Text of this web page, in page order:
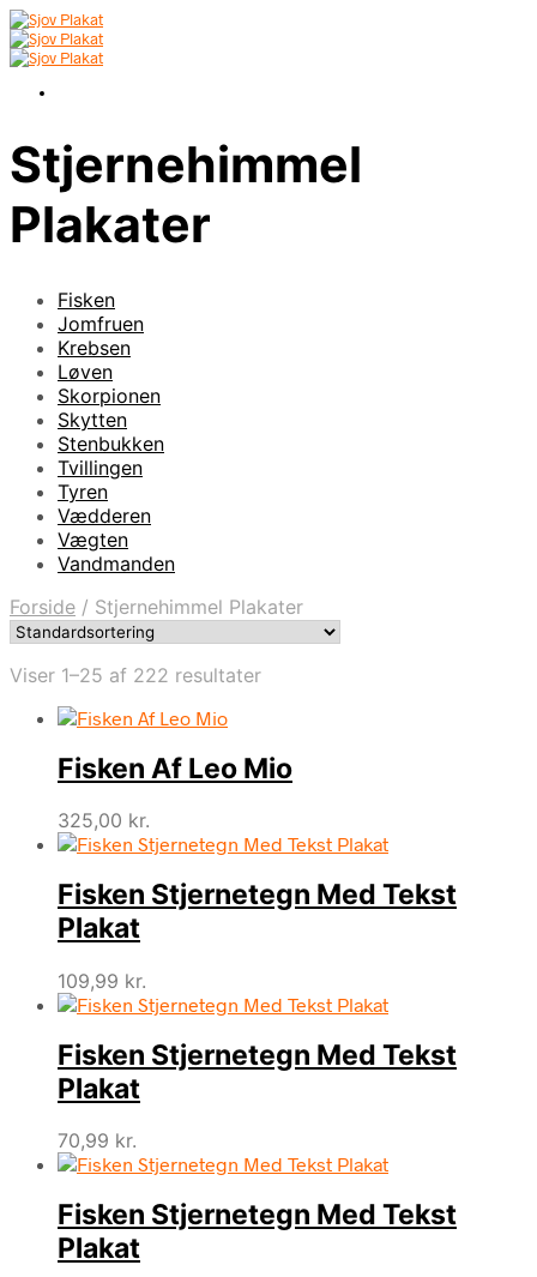
Stjernehimmel
Plakater
Fisken
Jomfruen
Krebsen
Løven
Skorpionen
Skytten
Stenbukken
Tvillingen
Tyren
Vædderen
Vægten
Vandmanden
Forside / Stjernehimmel Plakater
Viser 1–25 af 222 resultater
Fisken Af Leo Mio
325,00 kr.
Fisken Stjernetegn Med Tekst
Plakat
109,99 kr.
Fisken Stjernetegn Med Tekst
Plakat
70,99 kr.
Fisken Stjernetegn Med Tekst
Plakat